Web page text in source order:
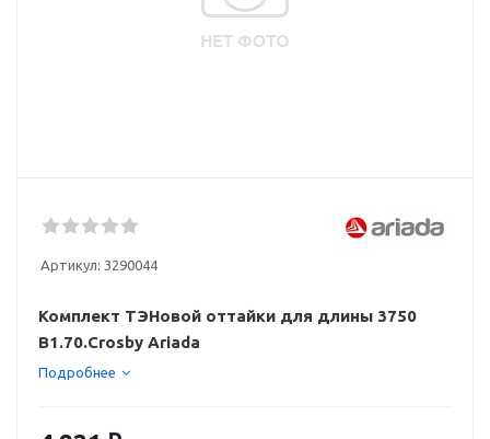
Артикул: 3290044
Комплект ТЭНовой оттайки для длины 3750
В1.70.Crosby Ariada
Подробнее